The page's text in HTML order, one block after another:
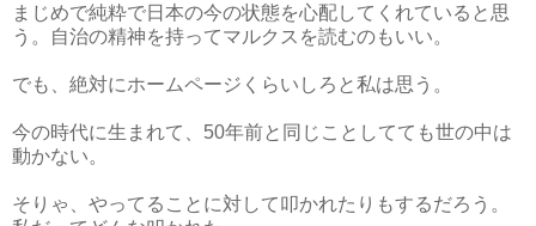
まじめで純粋で日本の今の状態を心配してくれていると思
う。自治の精神を持ってマルクスを読むのもいい。
でも、絶対にホームページくらいしろと私は思う。
今の時代に生まれて、50年前と同じことしてても世の中は
動かない。
そりゃ、やってることに対して叩かれたりもするだろう。